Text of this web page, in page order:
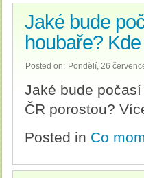
Jaké bude
houbaře?
Posted on: Pondělí, 26
Jaké bude
ČR porostou?
Posted in Co